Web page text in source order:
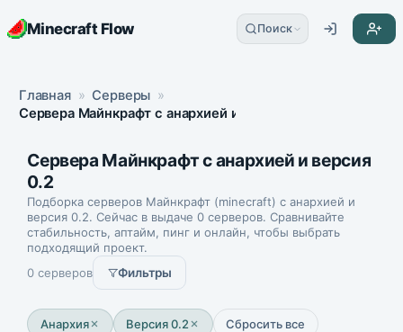
Minecraft Flow Поиск
Главная » Серверы »
Сервера Майнкрафт с анархией и версия 0.2
Сервера Майнкрафт с анархией и версия
0.2
Подборка серверов Майнкрафт (minecraft) с анархией и
версия 0.2. Сейчас в выдаче 0 серверов. Сравнивайте
стабильность, аптайм, пинг и онлайн, чтобы выбрать
подходящий проект.
0 серверов
Фильтры
Анархия Версия 0.2 Сбросить все